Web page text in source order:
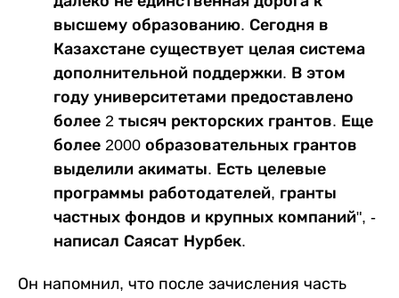
высшему образованию. Сегодня в
Казахстане существует целая система
дополнительной поддержки. В этом
году университетами предоставлено
более 2 тысяч ректорских грантов. Еще
более 2000 образовательных грантов
выделили акиматы. Есть целевые
программы работодателей, гранты
частных фондов и крупных компаний", -
написал Саясат Нурбек.
Он напомнил, что после зачисления часть